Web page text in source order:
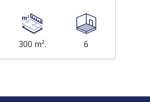
300 m². 6